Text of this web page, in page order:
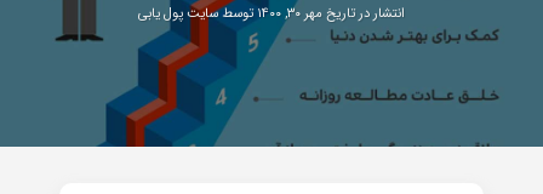
انتشار در تاریخ مهر ۳۰, ۱۴۰۰ توسطسایت پول یابی